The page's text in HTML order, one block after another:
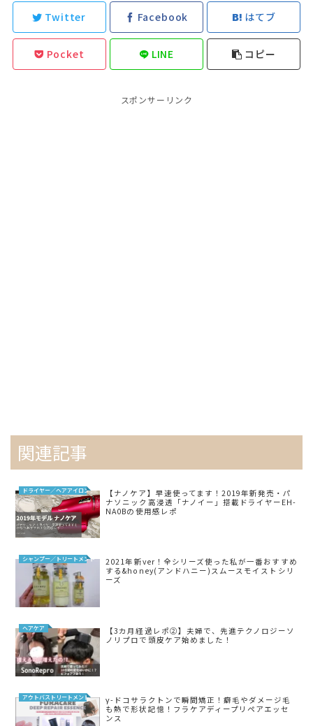
Twitter Facebook はてブ
Pocket LINE コピー
スポンサーリンク
関連記事
ドライヤー／ヘアアイロン
【ナノケア】早速使ってます！2019年新発売・パ
ナソニック高浸透「ナノイー」搭載ドライヤーEH-
NA0Bの使用感レポ
シャンプー／トリートメント
2021年新ver！全シリーズ使った私が一番おすすめ
する&honey(アンドハニー)スムースモイストシリ
ーズ
ヘアケア
【3カ月経過レポ②】夫婦で、先進テクノロジーソ
ノリプロで頭皮ケア始めました！
アウトバストリートメント
γ-ドコサラクトンで瞬間矯正！癖毛やダメージ毛
も熱で形状記憶！フラケアディープリペアエッセ
ンス